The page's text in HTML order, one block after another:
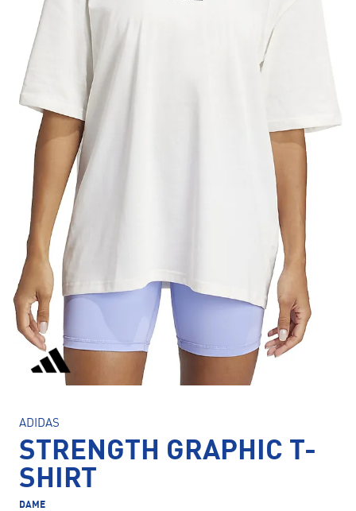
ADIDAS
STRENGTH GRAPHIC T-
SHIRT
DAME